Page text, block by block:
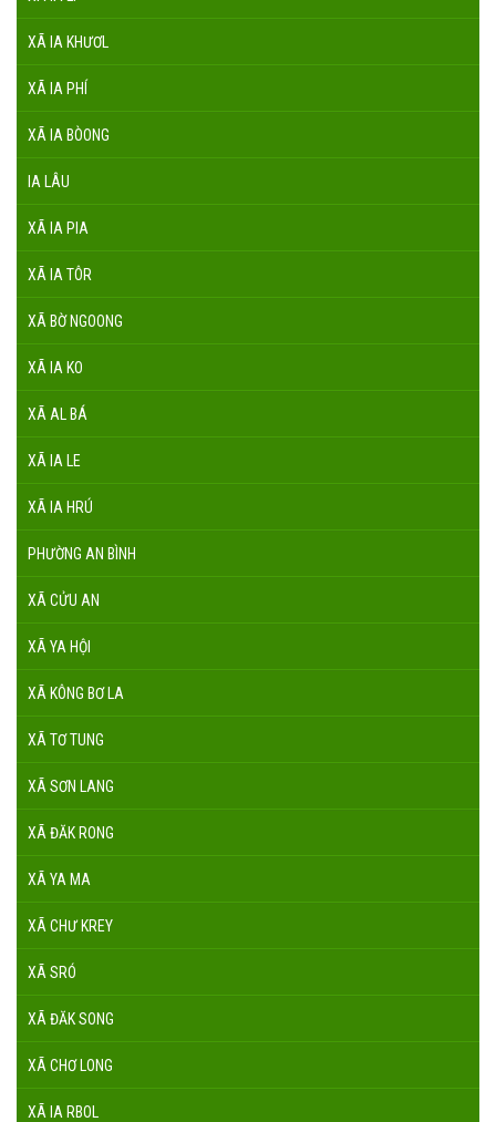
XÃ IA KHƯƠL
XÃ IA PHÍ
XÃ IA BÒONG
IA LÂU
XÃ IA PIA
XÃ IA TÔR
XÃ BỜ NGOONG
XÃ IA KO
XÃ AL BÁ
XÃ IA LE
XÃ IA HRÚ
PHƯỜNG AN BÌNH
XÃ CỬU AN
XÃ YA HỘI
XÃ KÔNG BƠ LA
XÃ TƠ TUNG
XÃ SƠN LANG
XÃ ĐĂK RONG
XÃ YA MA
XÃ CHƯ KREY
XÃ SRÓ
XÃ ĐĂK SONG
XÃ CHƠ LONG
XÃ IA RBOL